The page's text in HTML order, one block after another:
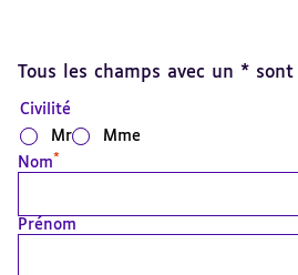
Tous les champs avec un *
Civilité
Mr
Mme
Nom *
Prénom